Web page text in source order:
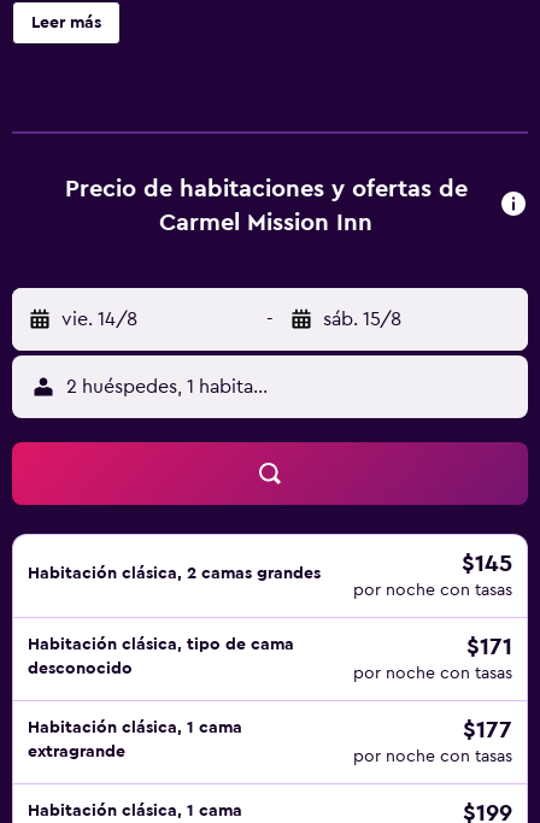
Inn ofrece 165 alojamientos con caja fuerte y albornoces.
Se ofrece una televisión LCD de 49 pulgadas con canales
plancha y cortinas opacas. Se ofrece servicio de limpieza
todos los días y es posible solicitar juegos de cama
esparcimiento incluyen gimnasio. Se pueden practicar las
actividades de ocio y esparcimiento que se indican más
abajo en las instalaciones o cerca del alojamiento (es
posible que se aplique un recargo).
Leer más
Precio de habitaciones y ofertas de
Carmel Mission Inn
vie. 14/8 - sáb. 15/8
2 huéspedes, 1 habitación
Habitación clásica, 2 camas grandes $145
por noche con tasas
Habitación clásica, tipo de cama
desconocido
$171
por noche con tasas
Habitación clásica, 1 cama
extragrande
$177
por noche con tasas
Habitación clásica, 1 cama
$199